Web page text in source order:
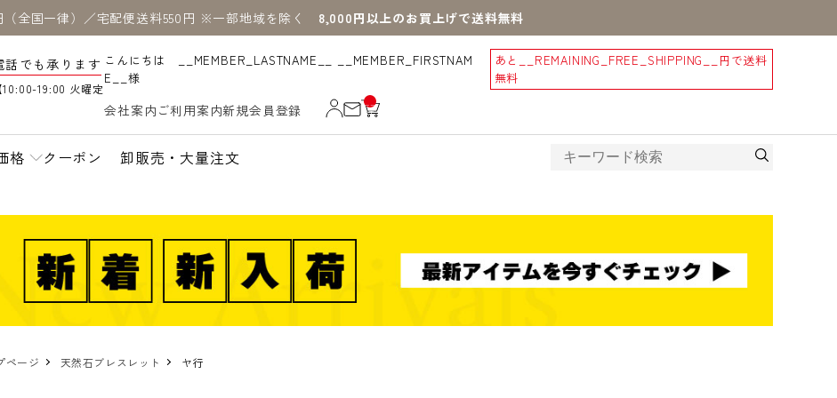
全国一律）／宅配便送料550円 ※一部地域を除く 8,000円以上のお買上げで送料無料
話でも承ります
10:00-19:00 火曜定
こんにちは __MEMBER_LASTNAME__ __MEMBER_FIRSTNAM
E__様
あと __REMAINING_FREE_SHIPPING__
円で送料
無料
会社案内 ご利用案内新規会員登録
__
IT
_C
格 クーポン 卸販売・大量注文
ページ 天然石ブレスレット ヤ行